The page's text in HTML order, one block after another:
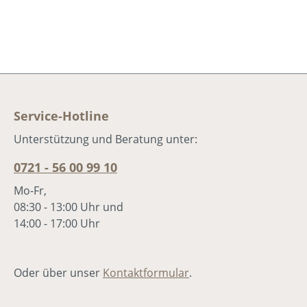
Service-Hotline
Unterstützung und Beratung unter:
0721 - 56 00 99 10
Mo-Fr,
08:30 - 13:00 Uhr und
14:00 - 17:00 Uhr
Oder über unser Kontaktformular.